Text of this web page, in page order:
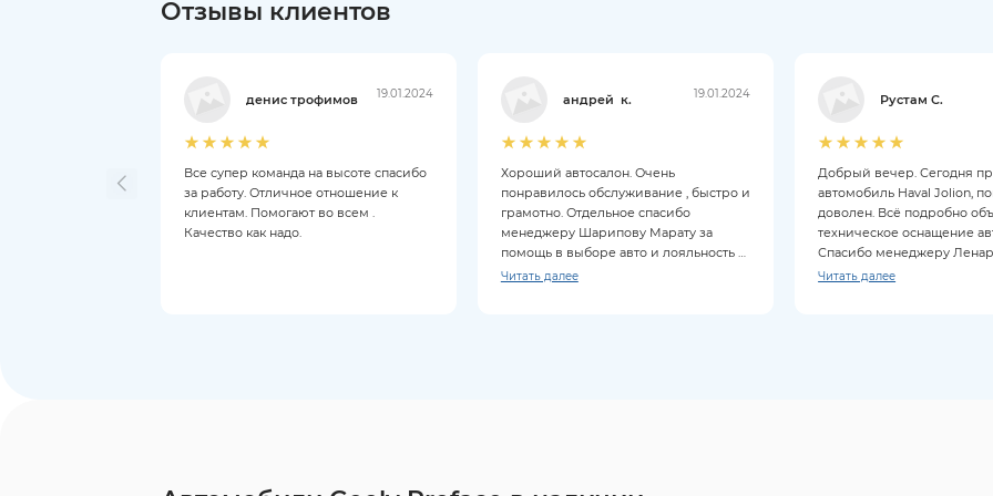
Отзывы клиентов
денис трофимов 19.01.2024
Все супер команда на высоте спасибо
за работу. Отличное отношение к
клиентам. Помогают во всем .
Качество как надо.
андрей к. 19.01.2024
Хороший автосалон. Очень
понравилось обслуживание , быстро и
грамотно. Отдельное спасибо
менеджеру Шарипову Марату за
помощь в выборе авто и лояльность к
клиентам. Покупкой довольны на все
Читать далее
Рустам С.
Добрый вечер. Сегодня
автомобиль Haval Jolion,
доволен. Всё подробно
техническое оснащение
Спасибо менеджеру
Читать далее